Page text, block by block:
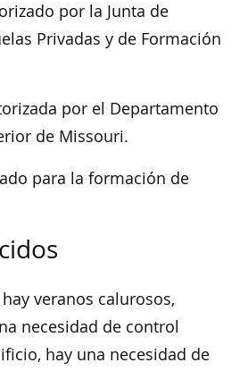
por la Junta de
Privadas y de Formación
por el Departamento
de Missouri.
para la formación de
veranos calurosos,
necesidad de control
hay una necesidad de